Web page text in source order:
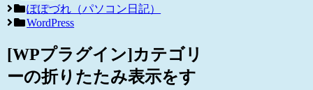
ぽぽづれ（パソコン日記）
WordPress
[WPプラグイン]カテゴリ
ーの折りたたみ表示をす